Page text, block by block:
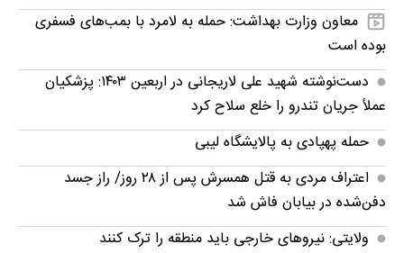
معاون وزارت بهداشت: حمله به لامرد با بمب‌های فسفری
بوده است
دست‌نوشته شهید علی لاریجانی در اربعین ۱۴۰۳: پزشکیان
عملاً جریان تندرو را خلع سلاح کرد
حمله پهپادی به پالایشگاه لیبی
اعتراف مردی به قتل همسرش پس از ۲۸ روز/ راز جسد
دفن‌شده در بیابان فاش شد
ولایتی: نیروهای خارجی باید منطقه را ترک کنند